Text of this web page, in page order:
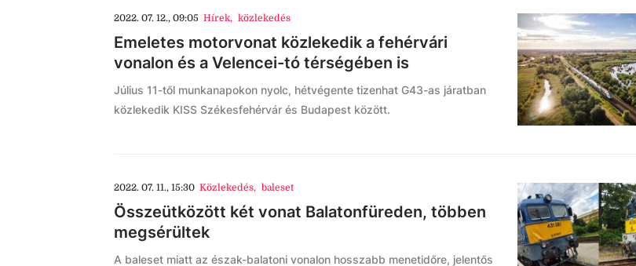
2022. 07. 12., 09:05 Hírek, közlekedés
Emeletes motorvonat közlekedik a fehérvári
vonalon és a Velencei-tó térségében is
Július 11-től munkanapokon nyolc, hétvégente tizenhat G43-as járatban
közlekedik KISS Székesfehérvár és Budapest között.
2022. 07. 11., 15:30 Közlekedés, baleset
Összeütközött két vonat Balatonfüreden, többen
megsérültek
A baleset miatt az észak-balatoni vonalon hosszabb menetidőre, jelentős